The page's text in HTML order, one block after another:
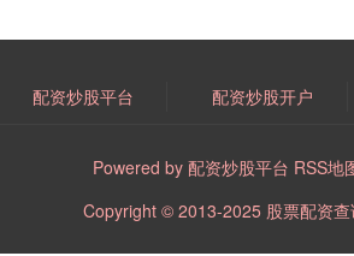
配资炒股平台 配资炒股开户
Powered by 配资炒股平台 RSS地
Copyright © 2013-2025 股票配资